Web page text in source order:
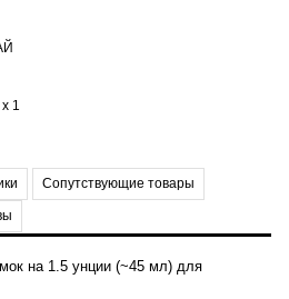
1
Сопутствующие товары
на 1.5 унции (~45 мл) для